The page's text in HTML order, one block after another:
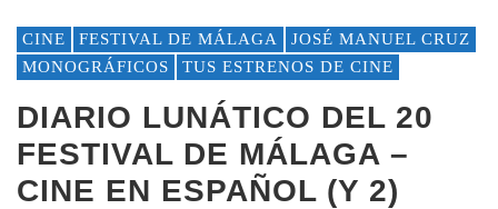
CINE FESTIVAL DE MÁLAGA
JOSÉ MANUEL CRUZ
MONOGRÁFICOS
TUS ESTRENOS DE CINE
DIARIO LUNÁTICO DEL 20
FESTIVAL DE MÁLAGA –
CINE EN ESPAÑOL (Y 2)